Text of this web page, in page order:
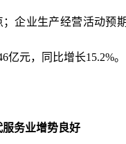
；企业生产经营活动预
亿元，同比增长15.2%。
务业增势良好